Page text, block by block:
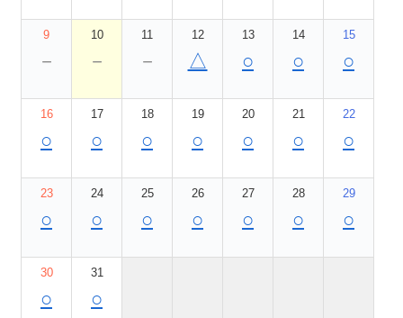
9
－
10
－
11
－
12
△
13
○
14
○
15
○
16
○
17
○
18
○
19
○
20
○
21
○
22
○
23
○
24
○
25
○
26
○
27
○
28
○
29
○
30
○
31
○